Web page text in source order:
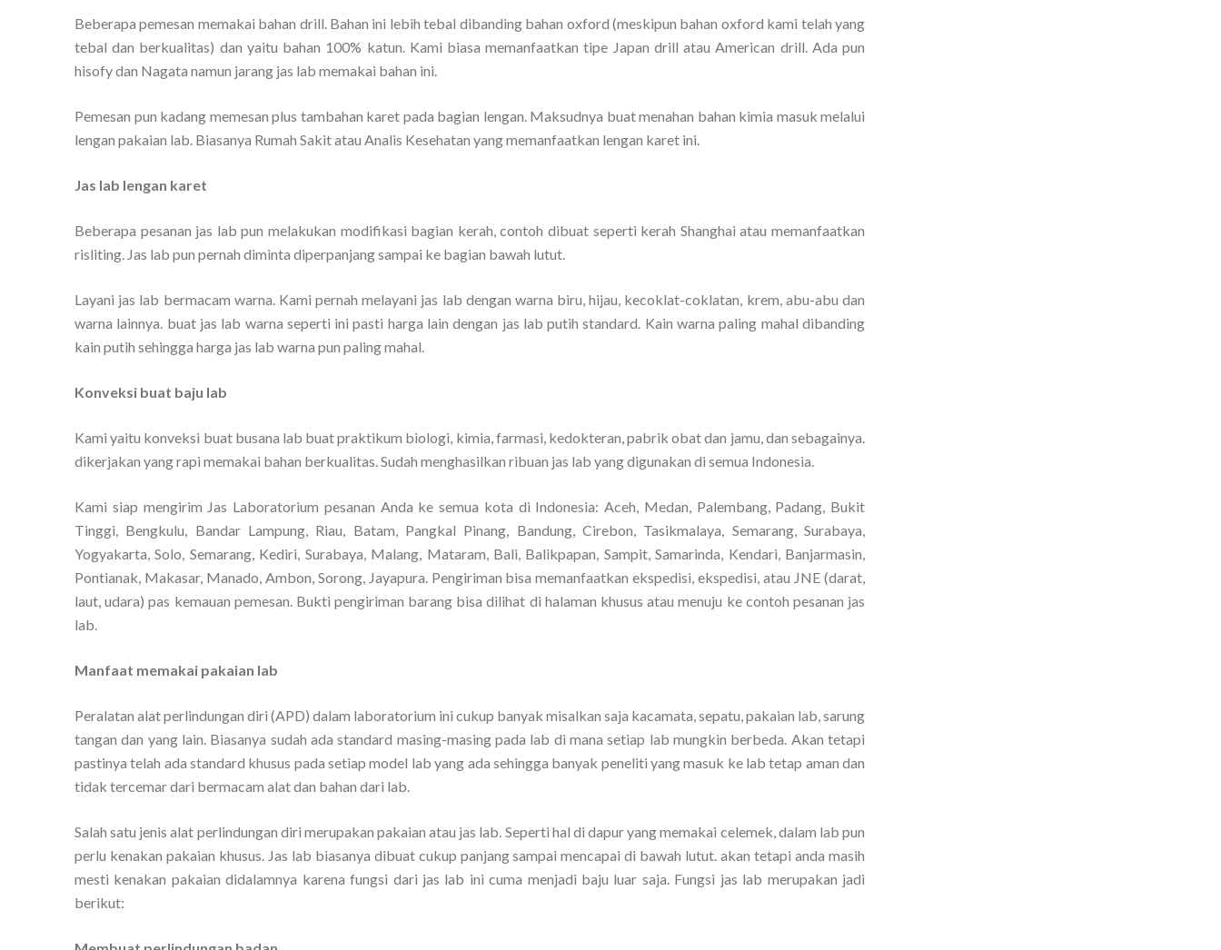
Beberapa pemesan memakai bahan drill. Bahan ini lebih tebal dibanding bahan oxford (meskipun bahan oxford kami telah yang
tebal dan berkualitas) dan yaitu bahan 100% katun. Kami biasa memanfaatkan tipe Japan drill atau American drill. Ada pun
hisofy dan Nagata namun jarang jas lab memakai bahan ini.
Pemesan pun kadang memesan plus tambahan karet pada bagian lengan. Maksudnya buat menahan bahan kimia masuk melalui
lengan pakaian lab. Biasanya Rumah Sakit atau Analis Kesehatan yang memanfaatkan lengan karet ini.
Jas lab lengan karet
Beberapa pesanan jas lab pun melakukan modifikasi bagian kerah, contoh dibuat seperti kerah Shanghai atau memanfaatkan
risliting. Jas lab pun pernah diminta diperpanjang sampai ke bagian bawah lutut.
Layani jas lab bermacam warna. Kami pernah melayani jas lab dengan warna biru, hijau, kecoklat-coklatan, krem, abu-abu dan
warna lainnya. buat jas lab warna seperti ini pasti harga lain dengan jas lab putih standard. Kain warna paling mahal dibanding
kain putih sehingga harga jas lab warna pun paling mahal.
Konveksi buat baju lab
Kami yaitu konveksi buat busana lab buat praktikum biologi, kimia, farmasi, kedokteran, pabrik obat dan jamu, dan sebagainya.
dikerjakan yang rapi memakai bahan berkualitas. Sudah menghasilkan ribuan jas lab yang digunakan di semua Indonesia.
Kami siap mengirim Jas Laboratorium pesanan Anda ke semua kota di Indonesia: Aceh, Medan, Palembang, Padang, Bukit
Tinggi, Bengkulu, Bandar Lampung, Riau, Batam, Pangkal Pinang, Bandung, Cirebon, Tasikmalaya, Semarang, Surabaya,
Yogyakarta, Solo, Semarang, Kediri, Surabaya, Malang, Mataram, Bali, Balikpapan, Sampit, Samarinda, Kendari, Banjarmasin,
Pontianak, Makasar, Manado, Ambon, Sorong, Jayapura. Pengiriman bisa memanfaatkan ekspedisi, ekspedisi, atau JNE (darat,
laut, udara) pas kemauan pemesan. Bukti pengiriman barang bisa dilihat di halaman khusus atau menuju ke contoh pesanan jas
lab.
Manfaat memakai pakaian lab
Peralatan alat perlindungan diri (APD) dalam laboratorium ini cukup banyak misalkan saja kacamata, sepatu, pakaian lab, sarung
tangan dan yang lain. Biasanya sudah ada standard masing-masing pada lab di mana setiap lab mungkin berbeda. Akan tetapi
pastinya telah ada standard khusus pada setiap model lab yang ada sehingga banyak peneliti yang masuk ke lab tetap aman dan
tidak tercemar dari bermacam alat dan bahan dari lab.
Salah satu jenis alat perlindungan diri merupakan pakaian atau jas lab. Seperti hal di dapur yang memakai celemek, dalam lab pun
perlu kenakan pakaian khusus. Jas lab biasanya dibuat cukup panjang sampai mencapai di bawah lutut. akan tetapi anda masih
mesti kenakan pakaian didalamnya karena fungsi dari jas lab ini cuma menjadi baju luar saja. Fungsi jas lab merupakan jadi
berikut: